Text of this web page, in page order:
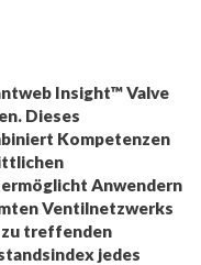
Insight™ Valve
Dieses
Kompetenzen
Anwendern
Ventilnetzwerks
zu treffenden
jedes